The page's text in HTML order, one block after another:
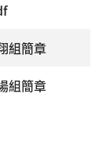
組簡章
組簡章